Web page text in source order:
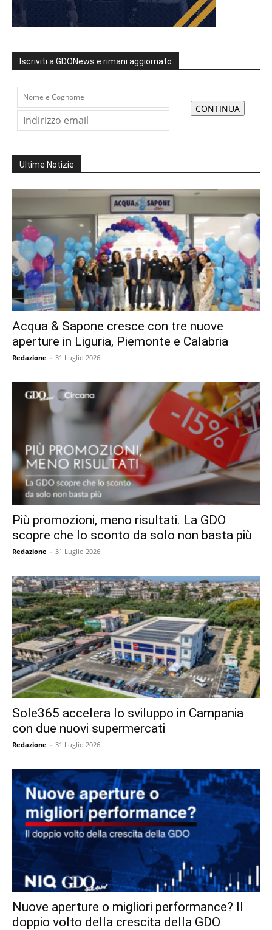
Iscriviti a GDONews e rimani aggiornato
Ultime Notizie
Acqua & Sapone cresce con tre nuove
aperture in Liguria, Piemonte e Calabria
Redazione - 31 Luglio 2026
Più promozioni, meno risultati. La GDO
scopre che lo sconto da solo non basta più
Redazione - 31 Luglio 2026
Sole365 accelera lo sviluppo in Campania
con due nuovi supermercati
Redazione - 31 Luglio 2026
Nuove aperture o migliori performance? Il
doppio volto della crescita della GDO